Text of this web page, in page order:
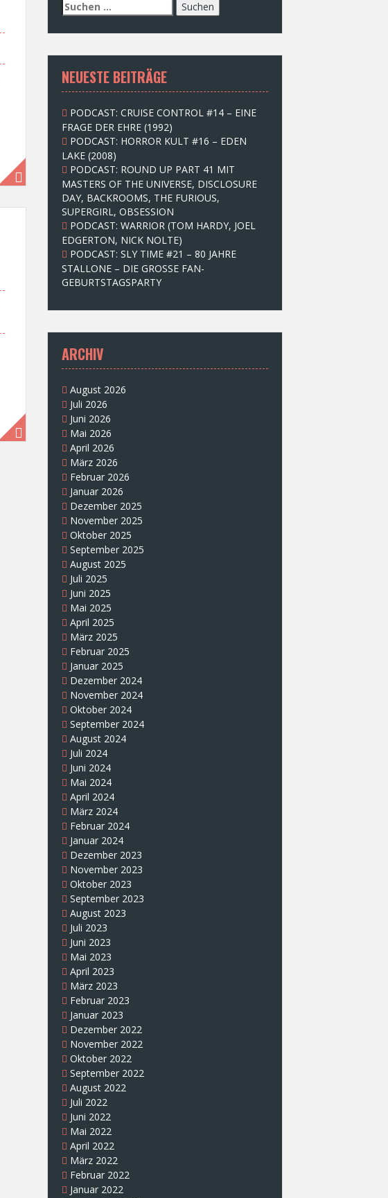
S
u
c
e
n
n
c
h
:
NEUESTE BEITRÄGE
PODCAST: CRUISE CONTROL #14 – EINE
FRAGE DER EHRE (1992)
PODCAST: HORROR KULT #16 – EDEN
LAKE (2008)
PODCAST: ROUND UP PART 41 MIT
MASTERS OF THE UNIVERSE, DISCLOSURE
DAY, BACKROOMS, THE FURIOUS,
SUPERGIRL, OBSESSION
PODCAST: WARRIOR (TOM HARDY, JOEL
EDGERTON, NICK NOLTE)
PODCAST: SLY TIME #21 – 80 JAHRE
STALLONE – DIE GROSSE FAN-
GEBURTSTAGSPARTY
ARCHIV
August 2026
Juli 2026
Juni 2026
Mai 2026
April 2026
März 2026
Februar 2026
Januar 2026
Dezember 2025
November 2025
Oktober 2025
September 2025
August 2025
Juli 2025
Juni 2025
Mai 2025
April 2025
März 2025
Februar 2025
Januar 2025
Dezember 2024
November 2024
Oktober 2024
September 2024
August 2024
Juli 2024
Juni 2024
Mai 2024
April 2024
März 2024
Februar 2024
Januar 2024
Dezember 2023
November 2023
Oktober 2023
September 2023
August 2023
Juli 2023
Juni 2023
Mai 2023
April 2023
März 2023
Februar 2023
Januar 2023
Dezember 2022
November 2022
Oktober 2022
September 2022
August 2022
Juli 2022
Juni 2022
Mai 2022
April 2022
März 2022
Februar 2022
Januar 2022